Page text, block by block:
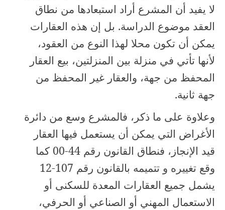
لا يفيد أن المشرع أراد استبعادها من نطاق
العقد موضوع الدراسة. بل إن هذه العقارات
يمكن أن تكون محلا لهذا النوع من العقود،
لأنها تأتي في منزلة بين المنزلتين، بيع العقار
المحفظ من جهة، والعقار غير المحفظ من
جهة ثانية.
وعلاوة على ما ذكر، فالمشرع وسع من دائرة
الأغراض التي يمكن أن يستعمل فيها العقار
قيد الإنجاز، فنطاق القانون رقم 00-44كما
وقع تغييره و تتميمه بالقانون رقم 12-107
يشمل جميع العقارات المعدة للسكنى أو
الاستعمال المهني أو الصناعي أو الحرفي،